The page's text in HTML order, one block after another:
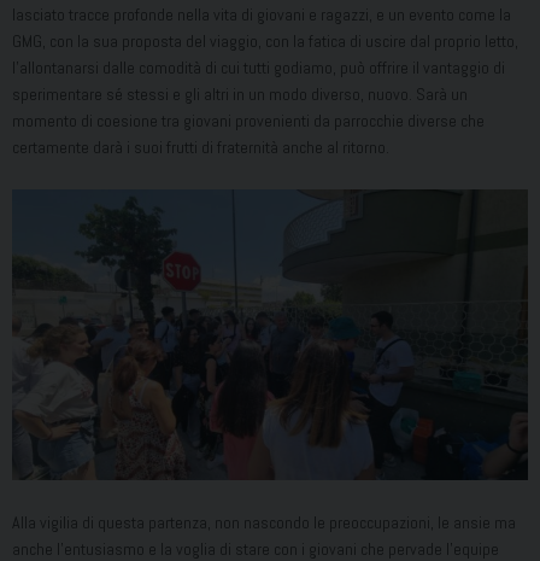
lasciato tracce profonde nella vita di giovani e ragazzi, e un evento come la
GMG, con la sua proposta del viaggio, con la fatica di uscire dal proprio letto,
l’allontanarsi dalle comodità di cui tutti godiamo, può offrire il vantaggio di
sperimentare sé stessi e gli altri in un modo diverso, nuovo. Sarà un
momento di coesione tra giovani provenienti da parrocchie diverse che
certamente darà i suoi frutti di fraternità anche al ritorno.
Alla vigilia di questa partenza, non nascondo le preoccupazioni, le ansie ma
anche l’entusiasmo e la voglia di stare con i giovani che pervade l’equipe